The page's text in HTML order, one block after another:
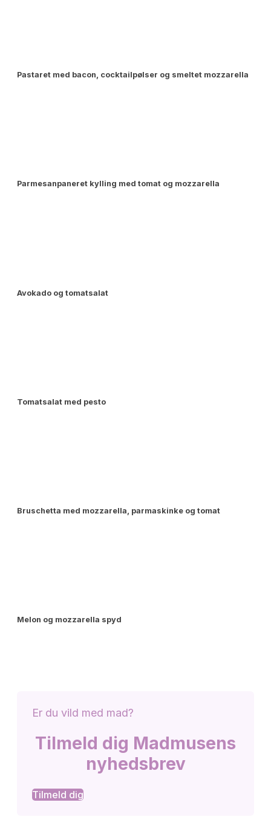
Pastaret med bacon, cocktailpølser og smeltet mozzarella
Parmesanpaneret kylling med tomat og mozzarella
Avokado og tomatsalat
Tomatsalat med pesto
Bruschetta med mozzarella, parmaskinke og tomat
Melon og mozzarella spyd
Er du vild med mad?
Tilmeld dig Madmusens
nyhedsbrev
Tilmeld dig